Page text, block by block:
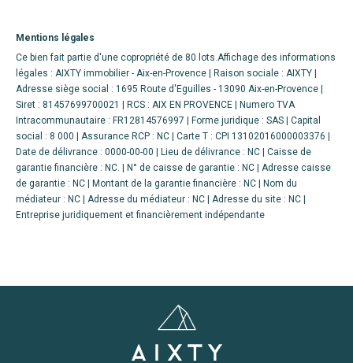
Mentions légales
Ce bien fait partie d'une copropriété de 80 lots.Affichage des informations
légales : AIXTY immobilier - Aix-en-Provence | Raison sociale : AIXTY |
Adresse siège social : 1695 Route d'Eguilles - 13090 Aix-en-Provence |
Siret : 81457699700021 | RCS : AIX EN PROVENCE | Numero TVA
Intracommunautaire : FR12814576997 | Forme juridique : SAS | Capital
social : 8 000 | Assurance RCP : NC | Carte T : CPI 13102016000003376 |
Date de délivrance : 0000-00-00 | Lieu de délivrance : NC | Caisse de
garantie financière : NC. | N° de caisse de garantie : NC | Adresse caisse
de garantie : NC | Montant de la garantie financière : NC | Nom du
médiateur : NC | Adresse du médiateur : NC | Adresse du site : NC |
Entreprise juridiquement et financièrement indépendante